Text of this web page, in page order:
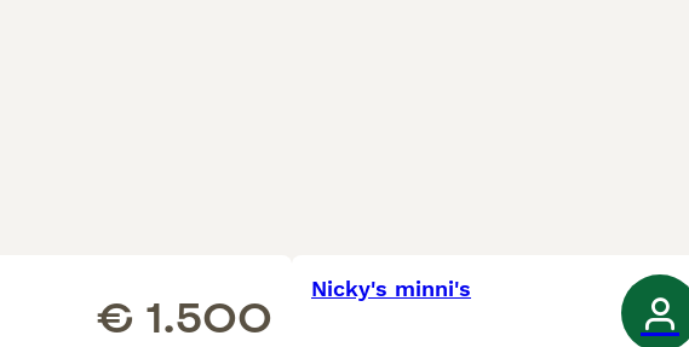
€ 1.500
Nicky's minni's